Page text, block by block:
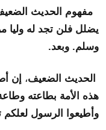
مفهوم الحديث
يضلل فلن تجد له وليا
وسلم. وبعد.
الحديث الضعيف، إن
هذه الأمة بطاعته
وأطيعوا الرسول